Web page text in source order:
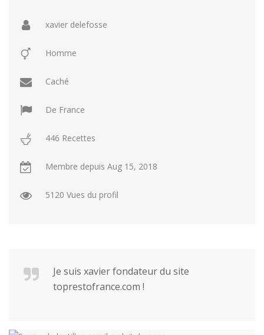
Recettes
Conseils et astuces
Nous contacter
Connexion / Inscription
xavier delefosse
Homme
Caché
De France
446 Recettes
Membre depuis Aug 15, 2018
5120 Vues du profil
Je suis xavier fondateur du site
toprestofrance.com !